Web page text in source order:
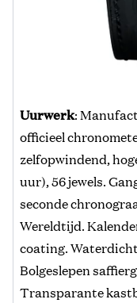
Uurwerk:
officieel
zelfopwindend,
uur), 56 jewels.
seconde
Wereldtijd.
coating.
Bolgeslepen
Transparante